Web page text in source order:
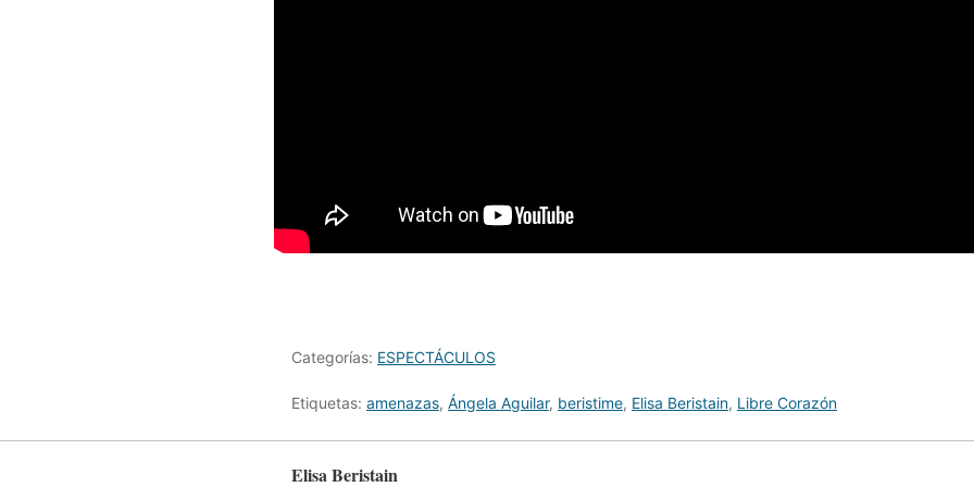
Categorías: ESPECTÁCULOS
Etiquetas: amenazas, Ángela Aguilar, beristime, Elisa Beristain, Libre Corazón
Elisa Beristain